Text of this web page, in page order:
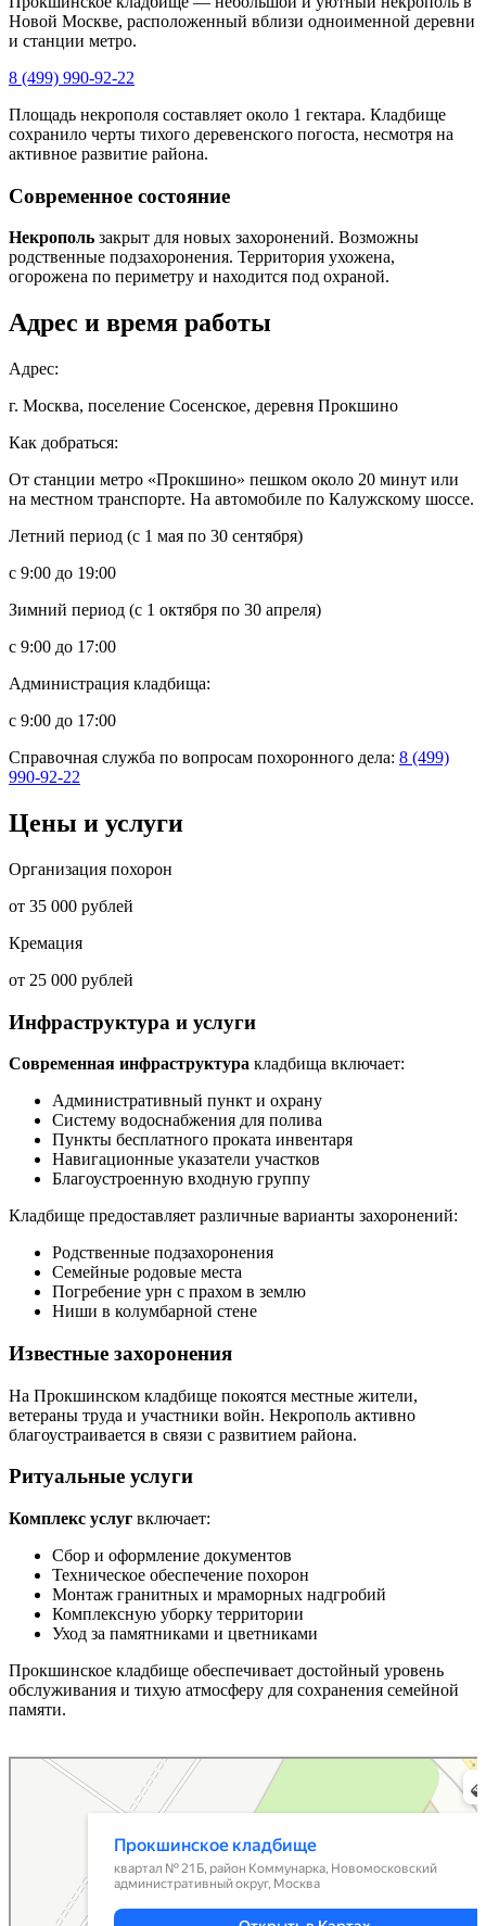
Новой Москве, расположенный вблизи одноименной деревни
и станции метро.
8 (499) 990-92-22
Площадь некрополя составляет около 1 гектара. Кладбище
сохранило черты тихого деревенского погоста, несмотря на
активное развитие района.
Современное состояние
Некрополь закрыт для новых захоронений. Возможны
родственные подзахоронения. Территория ухожена,
огорожена по периметру и находится под охраной.
Адрес и время работы
Адрес:
г. Москва, поселение Сосенское, деревня Прокшино
Как добраться:
От станции метро «Прокшино» пешком около 20 минут или
на местном транспорте. На автомобиле по Калужскому шоссе.
Летний период (с 1 мая по 30 сентября)
с 9:00 до 19:00
Зимний период (с 1 октября по 30 апреля)
с 9:00 до 17:00
Администрация кладбища:
с 9:00 до 17:00
Справочная служба по вопросам похоронного дела: 8 (499)
990-92-22
Цены и услуги
Организация похорон
от 35 000 рублей
Кремация
от 25 000 рублей
Инфраструктура и услуги
Современная инфраструктура кладбища включает:
Административный пункт и охрану
Систему водоснабжения для полива
Пункты бесплатного проката инвентаря
Навигационные указатели участков
Благоустроенную входную группу
Кладбище предоставляет различные варианты захоронений:
Родственные подзахоронения
Семейные родовые места
Погребение урн с прахом в землю
Ниши в колумбарной стене
Известные захоронения
На Прокшинском кладбище покоятся местные жители,
ветераны труда и участники войн. Некрополь активно
благоустраивается в связи с развитием района.
Ритуальные услуги
Комплекс услуг включает:
Сбор и оформление документов
Техническое обеспечение похорон
Монтаж гранитных и мраморных надгробий
Комплексную уборку территории
Уход за памятниками и цветниками
Прокшинское кладбище обеспечивает достойный уровень
обслуживания и тихую атмосферу для сохранения семейной
памяти.
Москва
Прокшинское кладбище — Яндекс Карты